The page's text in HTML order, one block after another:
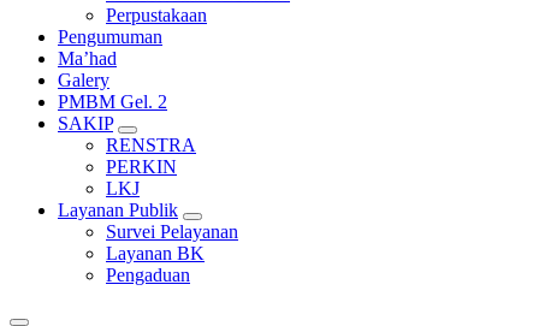
Perpustakaan
Pengumuman
Ma’had
Galery
PMBM Gel. 2
SAKIP
RENSTRA
PERKIN
LKJ
Layanan Publik
Survei Pelayanan
Layanan BK
Pengaduan